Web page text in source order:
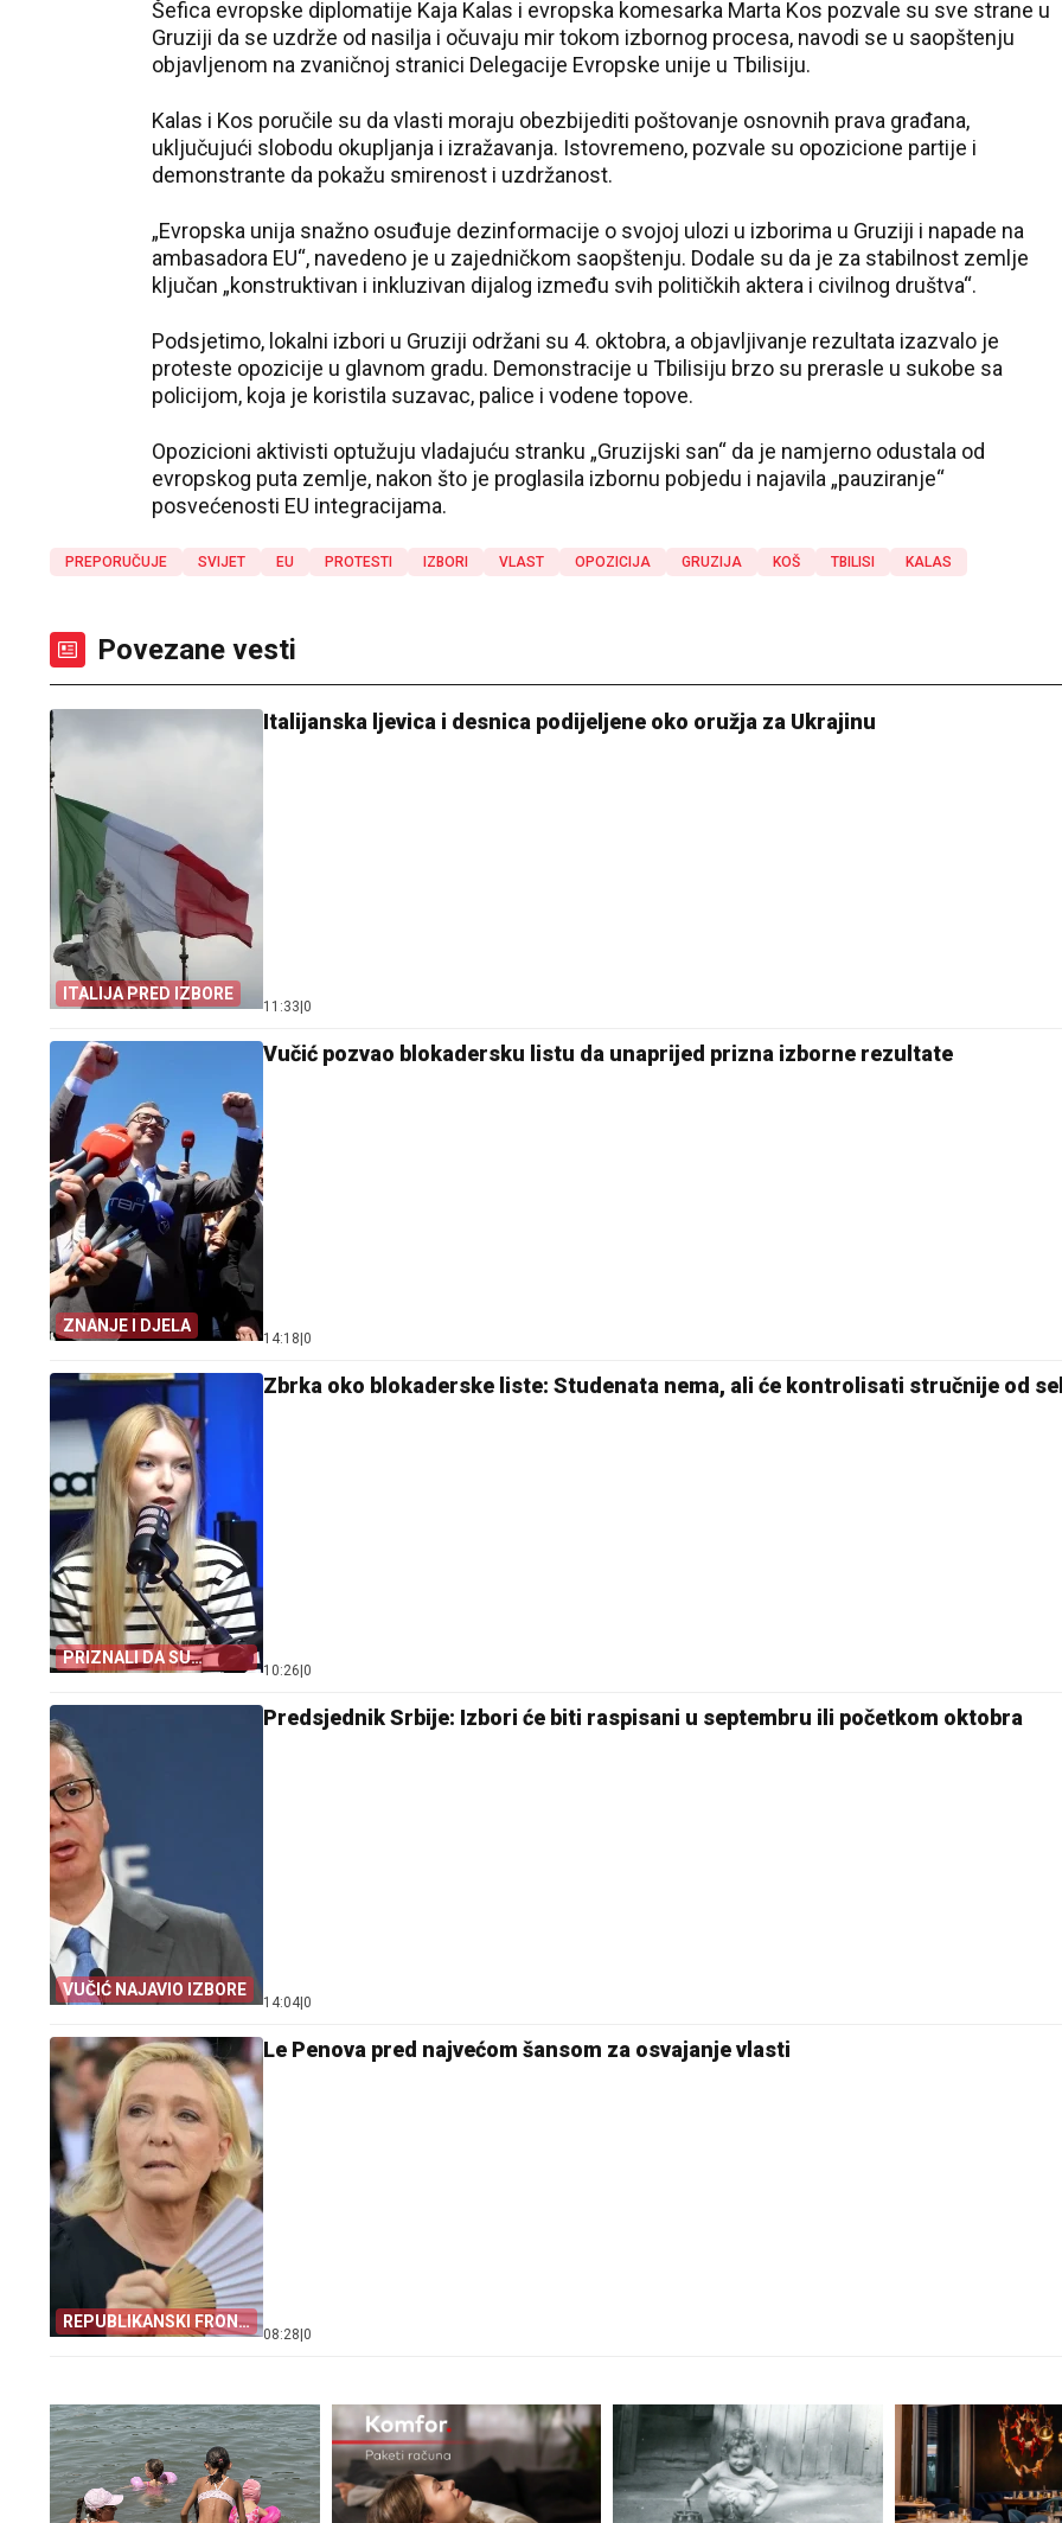
Šefica evropske diplomatije Kaja Kalas i evropska komesarka Marta Kos pozvale su sve strane u
Gruziji da se uzdrže od nasilja i očuvaju mir tokom izbornog procesa, navodi se u saopštenju
objavljenom na zvaničnoj stranici Delegacije Evropske unije u Tbilisiju.
Kalas i Kos poručile su da vlasti moraju obezbijediti poštovanje osnovnih prava građana,
uključujući slobodu okupljanja i izražavanja. Istovremeno, pozvale su opozicione partije i
demonstrante da pokažu smirenost i uzdržanost.
„Evropska unija snažno osuđuje dezinformacije o svojoj ulozi u izborima u Gruziji i napade na
ambasadora EU“, navedeno je u zajedničkom saopštenju. Dodale su da je za stabilnost zemlje
ključan „konstruktivan i inkluzivan dijalog između svih političkih aktera i civilnog društva“.
Podsjetimo, lokalni izbori u Gruziji održani su 4. oktobra, a objavljivanje rezultata izazvalo je
proteste opozicije u glavnom gradu. Demonstracije u Tbilisiju brzo su prerasle u sukobe sa
policijom, koja je koristila suzavac, palice i vodene topove.
Opozicioni aktivisti optužuju vladajuću stranku „Gruzijski san“ da je namjerno odustala od
evropskog puta zemlje, nakon što je proglasila izbornu pobjedu i najavila „pauziranje“
posvećenosti EU integracijama.
PREPORUČUJE SVIJET EU PROTESTI IZBORI VLAST OPOZICIJA GRUZIJA KOŠ TBILISI KALAS
Povezane vesti
ITALIJA PRED IZBORE
Italijanska ljevica i desnica podijeljene oko oružja za Ukrajinu
11:33 0
ZNANJE I DJELA
Vučić pozvao blokadersku listu da unaprijed prizna izborne rezultate
14:18 0
PRIZNALI DA SU
NESTRUČNI
Zbrka oko blokaderske liste: Studenata nema, ali će kontrolisati stručnije od
10:26 0
VUČIĆ NAJAVIO IZBORE
Predsjednik Srbije: Izbori će biti raspisani u septembru ili početkom oktobra
14:04 0
REPUBLIKANSKI FRONT
SLABI
Le Penova pred najvećom šansom za osvajanje vlasti
08:28 0